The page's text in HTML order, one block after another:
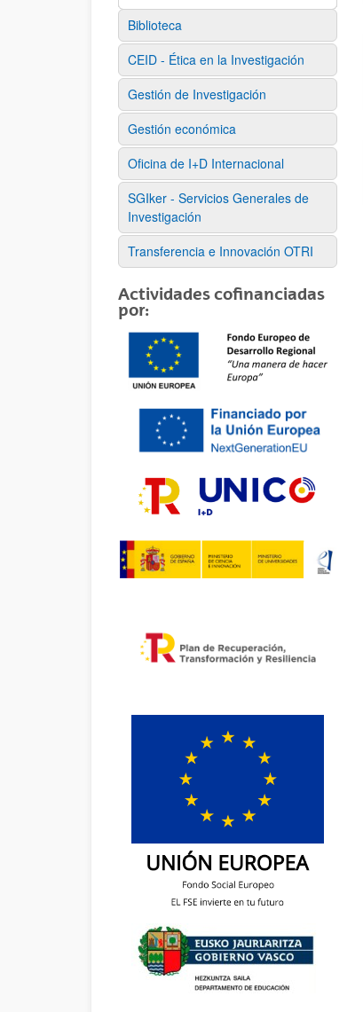
Biblioteca
CEID - Ética en la Investigación
Gestión de Investigación
Gestión económica
Oficina de I+D Internacional
SGIker - Servicios Generales de
Investigación
Transferencia e Innovación OTRI
Actividades cofinanciadas
por: